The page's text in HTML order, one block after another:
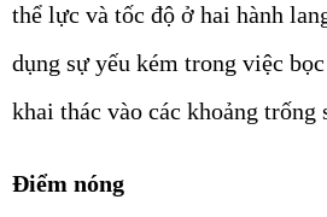
thể lực và tốc độ ở hai hành
dụng sự yếu kém trong việc
khai thác vào các khoảng trống
Điểm nóng